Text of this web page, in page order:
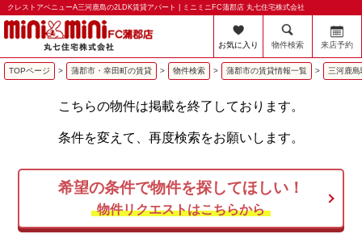
クレストアベニューA三河鹿島の2LDK賃貸アパート | ミニミニFC蒲郡店 丸七住宅株式会社
お気に入り 物件検索 来店予約
TOPページ > 蒲郡市・幸田町の賃貸 > 物件検索 > 蒲郡市の賃貸情報一覧 > 三河鹿
こちらの物件は掲載を終了しております。
条件を変えて、再度検索をお願いします。
希望の条件で物件を探してほしい！
物件リクエストはこちらから